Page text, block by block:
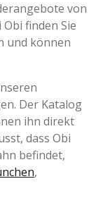
von
finden Sie
und können
Der Katalog
ihn direkt
dass Obi
befindet,
,